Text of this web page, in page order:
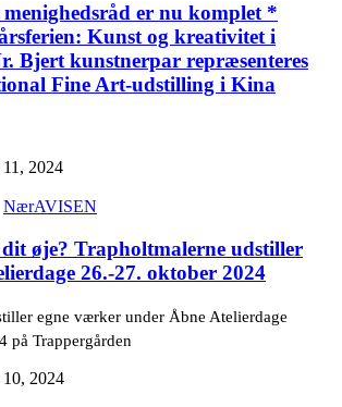
er nu komplet *
Kunst og kreativitet i
Bjert kunstnerpar repræsenteres
Fine Art-udstilling i Kina
2024
NærAVISEN
øje? Trapholtmalerne udstiller
26.-27. oktober 2024
egne værker under Åbne Atelierdage
på Trappergården
2024